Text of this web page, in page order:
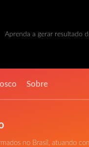
Aprenda a gerar resultado
Sobre
no Brasil, atuando